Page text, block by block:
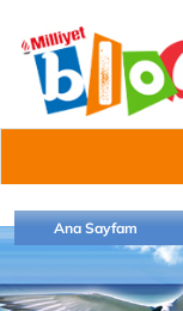
Ana Sayfam